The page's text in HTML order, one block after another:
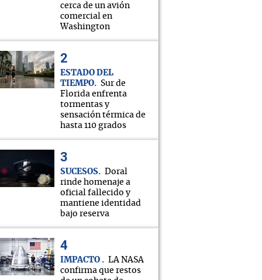
cerca de un avión
comercial en
Washington
ESTADO DEL
TIEMPO
Sur de
Florida enfrenta
tormentas y
sensación térmica de
hasta 110 grados
SUCESOS
Doral
rinde homenaje a
oficial fallecido y
mantiene identidad
bajo reserva
IMPACTO
LA NASA
confirma que restos